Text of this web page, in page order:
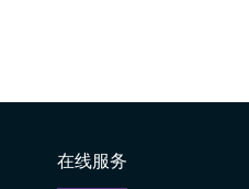
在线服务